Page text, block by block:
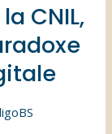
CNIL,